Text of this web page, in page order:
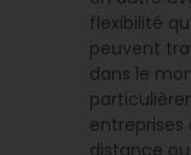
flexibilité
peuvent
dans le
distance